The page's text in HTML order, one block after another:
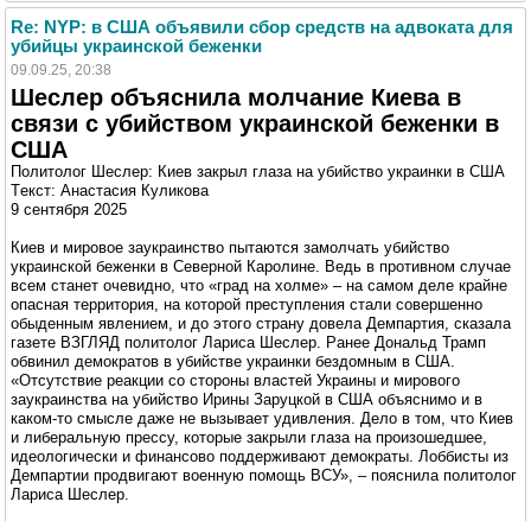
Re: NYP: в США объявили сбор средств на адвоката для
убийцы украинской беженки
09.09.25, 20:38
Шеслер объяснила молчание Киева в
связи с убийством украинской беженки в
США
Политолог Шеслер: Киев закрыл глаза на убийство украинки в США
Tекст: Анастасия Куликова
9 сентября 2025
Киев и мировое заукраинство пытаются замолчать убийство
украинской беженки в Северной Каролине. Ведь в противном случае
всем станет очевидно, что «град на холме» – на самом деле крайне
опасная территория, на которой преступления стали совершенно
обыденным явлением, и до этого страну довела Демпартия, сказала
газете ВЗГЛЯД политолог Лариса Шеслер. Ранее Дональд Трамп
обвинил демократов в убийстве украинки бездомным в США.
«Отсутствие реакции со стороны властей Украины и мирового
заукраинства на убийство Ирины Заруцкой в США объяснимо и в
каком-то смысле даже не вызывает удивления. Дело в том, что Киев
и либеральную прессу, которые закрыли глаза на произошедшее,
идеологически и финансово поддерживают демократы. Лоббисты из
Демпартии продвигают военную помощь ВСУ», – пояснила политолог
Лариса Шеслер.